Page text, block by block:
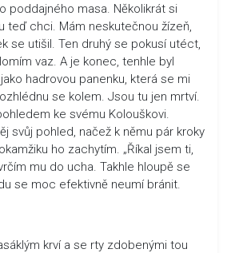
poddajného masa. Několikrát si
teď chci. Mám neskutečnou žízeň,
se utišil. Ten druhý se pokusí utéct,
vaz. A je konec, tenhle byl
hadrovou panenku, která se mi
se kolem. Jsou tu jen mrtví.
ke svému Kolouškovi.
svůj pohled, načež k němu pár kroky
ho zachytím. „Říkal jsem ti,
mu do ucha. Takhle hloupě se
se moc efektivně neumí bránit.
krví a se rty zdobenými tou